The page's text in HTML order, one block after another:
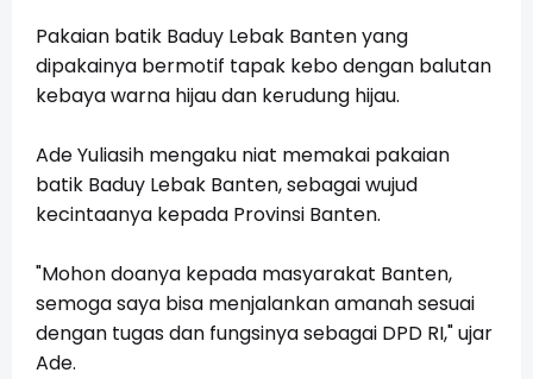
Pakaian batik Baduy Lebak Banten yang
dipakainya bermotif tapak kebo dengan balutan
kebaya warna hijau dan kerudung hijau.
Ade Yuliasih mengaku niat memakai pakaian
batik Baduy Lebak Banten, sebagai wujud
kecintaanya kepada Provinsi Banten.
"Mohon doanya kepada masyarakat Banten,
semoga saya bisa menjalankan amanah sesuai
dengan tugas dan fungsinya sebagai DPD RI," ujar
Ade.